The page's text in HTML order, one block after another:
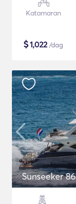
Katamaran
$1,022/dag
Sunseeker 86